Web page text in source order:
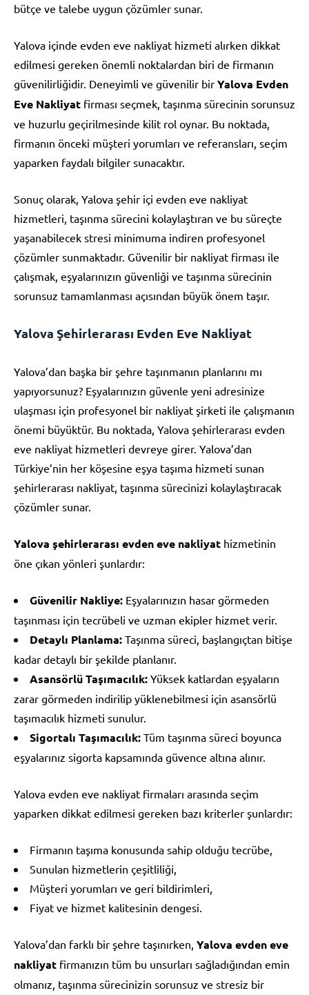
bütçe ve talebe uygun çözümler sunar.
Yalova içinde evden eve nakliyat hizmeti alırken dikkat
edilmesi gereken önemli noktalardan biri de firmanın
güvenilirliğidir. Deneyimli ve güvenilir bir Yalova Evden
Eve Nakliyat firması seçmek, taşınma sürecinin sorunsuz
ve huzurlu geçirilmesinde kilit rol oynar. Bu noktada,
firmanın önceki müşteri yorumları ve referansları, seçim
yaparken faydalı bilgiler sunacaktır.
Sonuç olarak, Yalova şehir içi evden eve nakliyat
hizmetleri, taşınma sürecini kolaylaştıran ve bu süreçte
yaşanabilecek stresi minimuma indiren profesyonel
çözümler sunmaktadır. Güvenilir bir nakliyat firması ile
çalışmak, eşyalarınızın güvenliği ve taşınma sürecinin
sorunsuz tamamlanması açısından büyük önem taşır.
Yalova Şehirlerarası Evden Eve Nakliyat
Yalova’dan başka bir şehre taşınmanın planlarını mı
yapıyorsunuz? Eşyalarınızın güvenle yeni adresinize
ulaşması için profesyonel bir nakliyat şirketi ile çalışmanın
önemi büyüktür. Bu noktada, Yalova şehirlerarası evden
eve nakliyat hizmetleri devreye girer. Yalova’dan
Türkiye’nin her köşesine eşya taşıma hizmeti sunan
şehirlerarası nakliyat, taşınma sürecinizi kolaylaştıracak
çözümler sunar.
Yalova şehirlerarası evden eve nakliyat hizmetinin
öne çıkan yönleri şunlardır:
Güvenilir Nakliye: Eşyalarınızın hasar görmeden
taşınması için tecrübeli ve uzman ekipler hizmet verir.
Detaylı Planlama: Taşınma süreci, başlangıçtan bitişe
kadar detaylı bir şekilde planlanır.
Asansörlü Taşımacılık: Yüksek katlardan eşyaların
zarar görmeden indirilip yüklenebilmesi için asansörlü
taşımacılık hizmeti sunulur.
Sigortalı Taşımacılık: Tüm taşınma süreci boyunca
eşyalarınız sigorta kapsamında güvence altına alınır.
Yalova evden eve nakliyat firmaları arasında seçim
yaparken dikkat edilmesi gereken bazı kriterler şunlardır:
Firmanın taşıma konusunda sahip olduğu tecrübe,
Sunulan hizmetlerin çeşitliliği,
Müşteri yorumları ve geri bildirimleri,
Fiyat ve hizmet kalitesinin dengesi.
Yalova’dan farklı bir şehre taşınırken, Yalova evden eve
nakliyat firmanızın tüm bu unsurları sağladığından emin
olmanız, taşınma sürecinizin sorunsuz ve stresiz bir